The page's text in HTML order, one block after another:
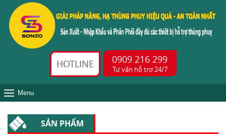
HOTLINE 0909 216 299
Tư vấn hỗ trợ 24/7
Menu
SẢN PHẨM